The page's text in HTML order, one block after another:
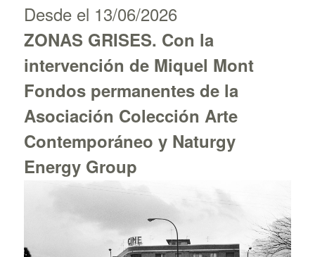
Desde el 13/06/2026
ZONAS GRISES. Con la
intervención de Miquel Mont
Fondos permanentes de la
Asociación Colección Arte
Contemporáneo y Naturgy
Energy Group
Salas 1 y 2